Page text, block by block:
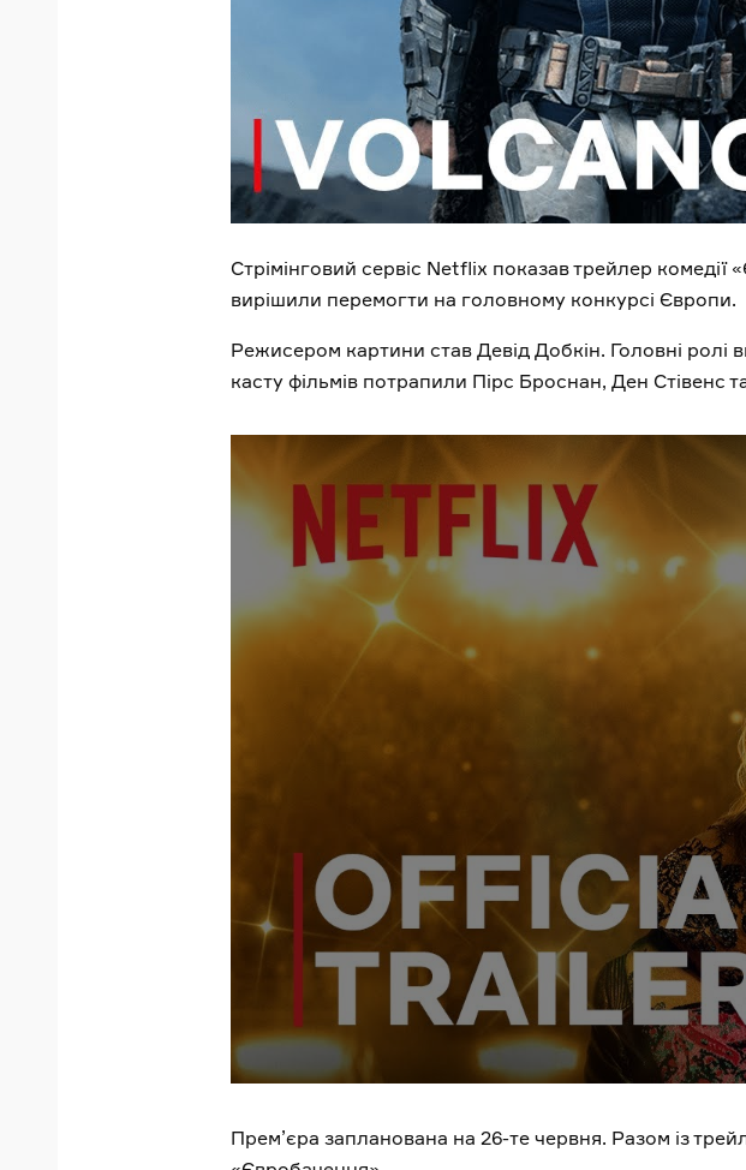
Стрімінговий сервіс Netflix показав трейлер комедії
вирішили перемогти на головному конкурсі Європи.
Режисером картини став Девід Добкін. Головні
касту фільмів потрапили Пірс Броснан, Ден Стівенс
Прем’єра запланована на 26-те червня. Разом із